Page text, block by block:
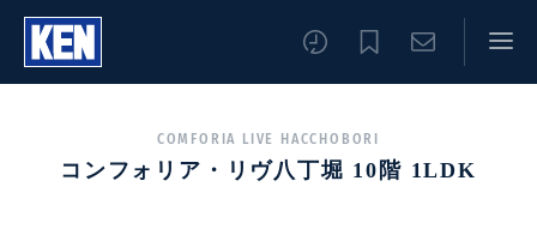
COMFORIA LIVE HACCHOBORI
コンフォリア・リヴ八丁堀 10階 1LDK